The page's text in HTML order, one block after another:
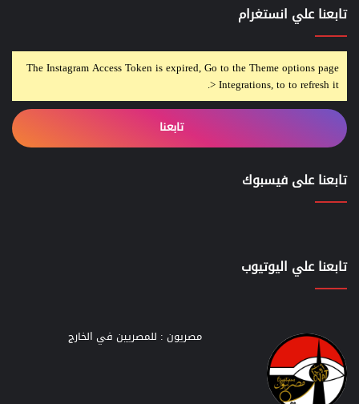
تابعنا علي انستغرام
The Instagram Access Token is expired, Go to the Theme options page
> Integrations, to to refresh it.
تابعنا
تابعنا على فيسبوك
تابعنا علي اليوتيوب
مصريون : للمصريين في الخارج